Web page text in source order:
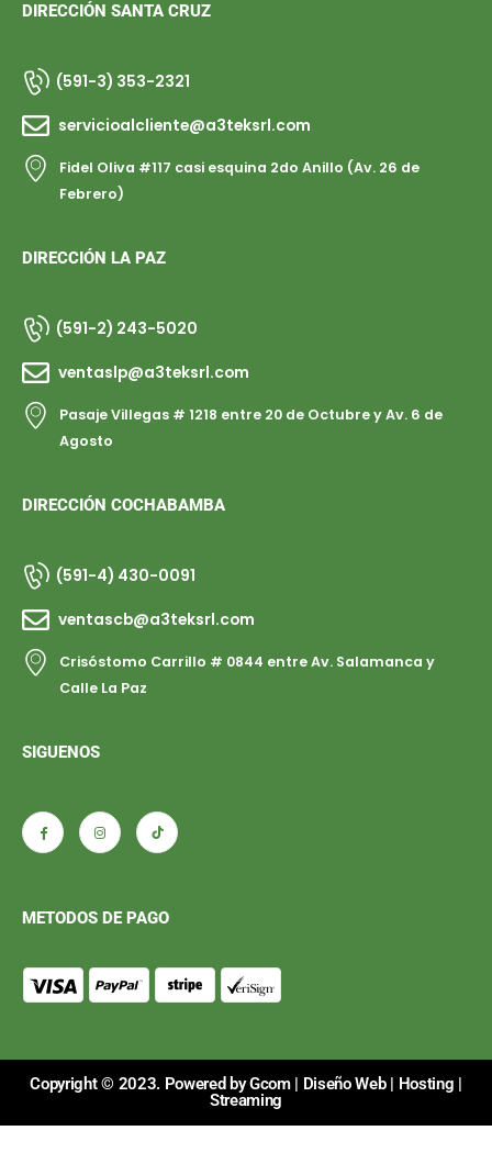
DIRECCIÓN SANTA CRUZ
(591-3) 353-2321
servicioalcliente@a3teksrl.com
Fidel Oliva #117 casi esquina 2do Anillo (Av. 26 de
Febrero)
DIRECCIÓN LA PAZ
(591-2) 243-5020
ventaslp@a3teksrl.com
Pasaje Villegas # 1218 entre 20 de Octubre y Av. 6 de
Agosto
DIRECCIÓN COCHABAMBA
(591-4) 430-0091
ventascb@a3teksrl.com
Crisóstomo Carrillo # 0844 entre Av. Salamanca y
Calle La Paz
SIGUENOS
METODOS DE PAGO
Copyright © 2023. Powered by Gcom | Diseño Web| Hosting |
Streaming